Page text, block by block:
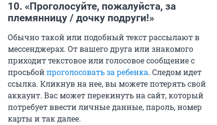
10. «Проголосуйте, пожалуйста, за
племянницу / дочку подруги!»
Обычно такой или подобный текст рассылают в
мессенджерах. От вашего друга или знакомого
приходит текстовое или голосовое сообщение с
просьбойпроголосовать за ребенка. Следом идет
ссылка. Кликнув на нее, вы можете потерять свой
аккаунт. Вас может перекинуть на сайт, который
потребует ввести личные данные, пароль, номер
карты и так далее.